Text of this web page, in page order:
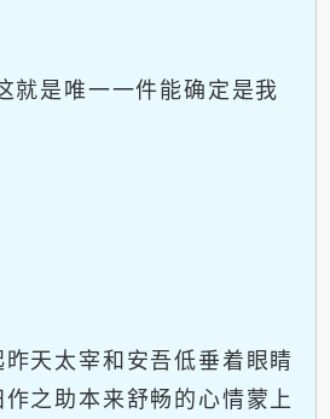
就是唯一一件能确定是我
天太宰和安吾低垂着眼睛
之助本来舒畅的心情蒙上